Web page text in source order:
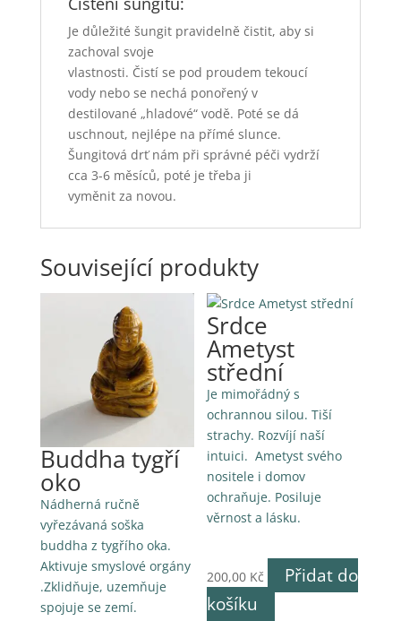
Je důležité šungit pravidelně čistit, aby si
zachoval svoje
vlastnosti. Čistí se pod proudem tekoucí
vody nebo se nechá ponořený v
destilované „hladové“ vodě. Poté se dá
uschnout, nejlépe na přímé slunce.
Šungitová drť nám při správné péči vydrží
cca 3-6 měsíců, poté je třeba ji
vyměnit za novou.
Související produkty
Buddha tygří
oko
Nádherná ručně
vyřezávaná soška
buddha z tygřího oka.
Aktivuje smyslové orgány
.Zklidňuje, uzemňuje
spojuje se zemí.
Srdce
Ametyst
střední
Je mimořádný s
ochrannou silou. Tiší
strachy. Rozvíjí naší
intuici. Ametyst svého
nositele i domov
ochraňuje. Posiluje
věrnost a lásku.
200,00 Kč
Přidat do
košíku